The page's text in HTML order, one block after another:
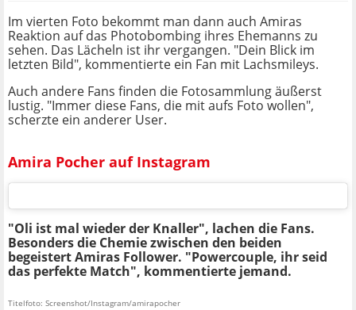
Im vierten Foto bekommt man dann auch Amiras
Reaktion auf das Photobombing ihres Ehemanns zu
sehen. Das Lächeln ist ihr vergangen. "Dein Blick im
letzten Bild", kommentierte ein Fan mit Lachsmileys.
Auch andere Fans finden die Fotosammlung äußerst
lustig. "Immer diese Fans, die mit aufs Foto wollen",
scherzte ein anderer User.
Amira Pocher auf Instagram
"Oli ist mal wieder der Knaller", lachen die Fans.
Besonders die Chemie zwischen den beiden
begeistert Amiras Follower. "Powercouple, ihr seid
das perfekte Match", kommentierte jemand.
Titelfoto: Screenshot/Instagram/amirapocher